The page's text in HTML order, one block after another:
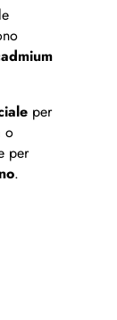
per
o
per
.